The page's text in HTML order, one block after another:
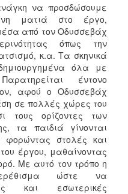
να προσδώσουμε
ματιά στο έργο,
από τον Oδυσσεβάχ
όπως την
κ.α. Τα σκηνικά
όλα με
έντονο
αφού ο Οδυσσεβάχ
σε πολλές χώρες του
τους ορίζοντες των
τα παιδιά γίνονται
φορώντας στολές και
έργου, μαθαίνοντας
Με αυτό τον τρόπο η
ώστε να
και εσωτερικές